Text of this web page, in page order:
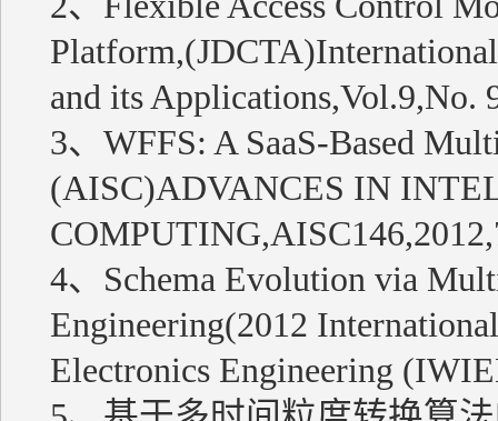
and its Applications,Vol.9,No.
3、WFFS: A SaaS-Based
(AISC)ADVANCES IN
4、Schema Evolution via
Engineering(2012
Electronics Engineering